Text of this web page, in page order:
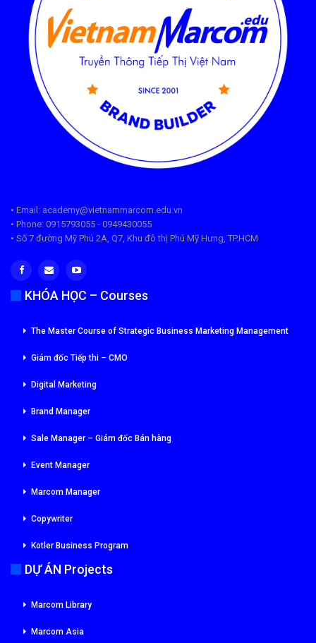
• Email: academy@vietnammarcom.edu.vn
• Phone: 0915793055 - 0949430055
• Số 7 đường Mỹ Phú 2A, Q7, Khu đô thị Phú Mỹ Hưng, TP.HCM
KHÓA HỌC – Courses
The Master Course of Strategic Business Marketing Management
Giám đốc Tiếp thi – CMO
Digital Marketing
Brand Manager
Sale Manager – Giám đốc Bán hàng
Event Manager
Marcom Manager
Copywriter
Kotler Business Program
DỰ ÁN Projects
Marcom Library
Marcom Asia